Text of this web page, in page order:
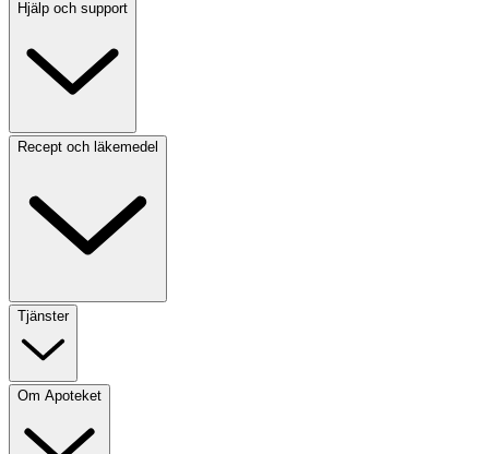
Hjälp och support
Recept och läkemedel
Tjänster
Om Apoteket